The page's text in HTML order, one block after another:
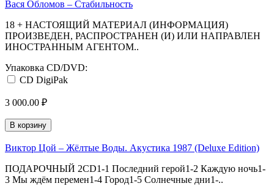
Вася Обломов – Стабильность
18 + НАСТОЯЩИЙ МАТЕРИАЛ (ИНФОРМАЦИЯ)
ПРОИЗВЕДЕН, РАСПРОСТРАНЕН (И) ИЛИ НАПРАВЛЕН
ИНОСТРАННЫМ АГЕНТОМ..
Упаковка CD/DVD:
CD DigiPak
3 000.00 ₽
В корзину
Виктор Цой – Жёлтые Воды. Акустика 1987 (Deluxe Edition)
ПОДАРОЧНЫЙ 2CD1-1 Последний герой1-2 Каждую ночь1-
3 Мы ждём перемен1-4 Город1-5 Солнечные дни1-..